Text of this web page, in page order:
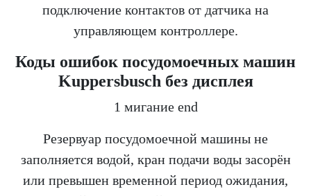
подключение контактов от датчика на
управляющем контроллере.
Коды ошибок посудомоечных машин
Kuppersbusch без дисплея
1 мигание end
Резервуар посудомоечной машины не
заполняется водой, кран подачи воды засорён
или превышен временной период ожидания,